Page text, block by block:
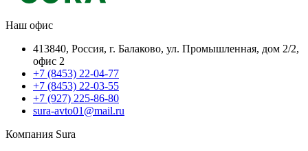
Наш офис
413840, Россия, г. Балаково, ул. Промышленная, дом 2/2,
офис 2
+7 (8453) 22-04-77
+7 (8453) 22-03-55
+7 (927) 225-86-80
sura-avto01@mail.ru
Компания Sura